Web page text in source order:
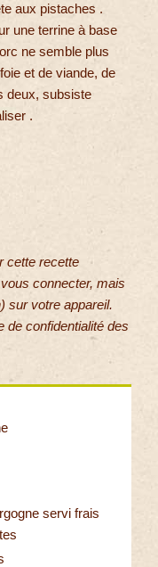
aux pistaches .
une terrine à base
ne semble plus
et de viande, de
deux, subsiste
.
cette recette
connecter, mais
sur votre appareil.
de confidentialité des
servi frais